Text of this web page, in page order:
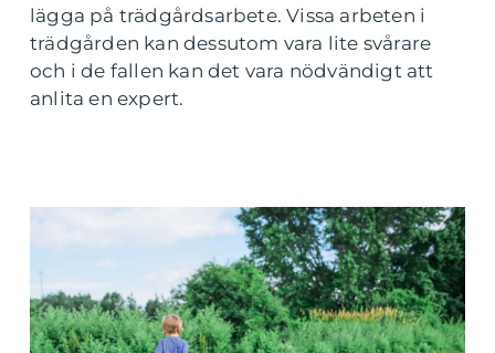
lägga på trädgårdsarbete. Vissa arbeten i
trädgården kan dessutom vara lite svårare
och i de fallen kan det vara nödvändigt att
anlita en expert.